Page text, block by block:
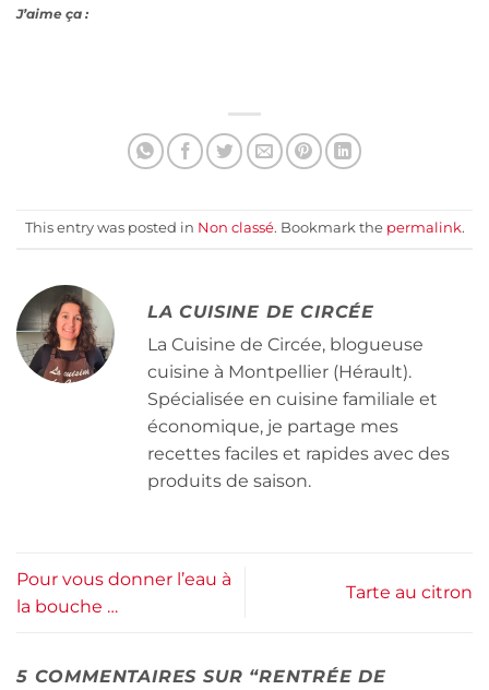
J’aime ça :
This entry was posted in Non classé. Bookmark the permalink.
LA CUISINE DE CIRCÉE
La Cuisine de Circée, blogueuse
cuisine à Montpellier (Hérault).
Spécialisée en cuisine familiale et
économique, je partage mes
recettes faciles et rapides avec des
produits de saison.
Pour vous donner l’eau à
la bouche …
Tarte au citron
5 COMMENTAIRES SUR “RENTRÉE DE